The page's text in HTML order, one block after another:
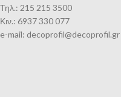
Τηλ.: 215 215 3500
Κιν.: 6937 330 077
e-mail: decoprofil@decoprofil.gr